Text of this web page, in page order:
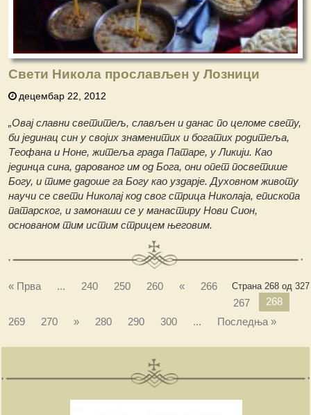
Свети Никола прослављен у Лозници
децембар 22, 2012
„Овај славни светитељ, слављен и данас по целоме свету,
би јединац син у својих знаменитих и богатих родитеља,
Теофана и Ноне, житеља града Патаре, у Ликији. Као
јединца сина, дарованог им од Бога, они опет посветише
Богу, и тиме дадоше га Богу као уздарје. Духовном животу
научи се свети Николај код свог стрица Николаја, епископа
патарског, и замонаши се у манастиру Нови Сион,
основаном тим истим стрицем његовим.
Страна 268 од 327
« Прва ... 240 250 260 «
266
267
268
269
270 » 280 290 300 ... Последња »